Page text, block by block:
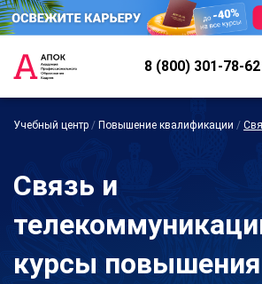
8 (800) 301-78-62
Учебный центр / Повышение квалификации /
Связь и
курсы повышения